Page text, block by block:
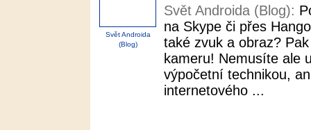
Svět Androida
(Blog)
Svět Androida (Blog):
na Skype či přes
také zvuk a obraz?
kameru! Nemusíte ale
výpočetní technikou,
internetového ...